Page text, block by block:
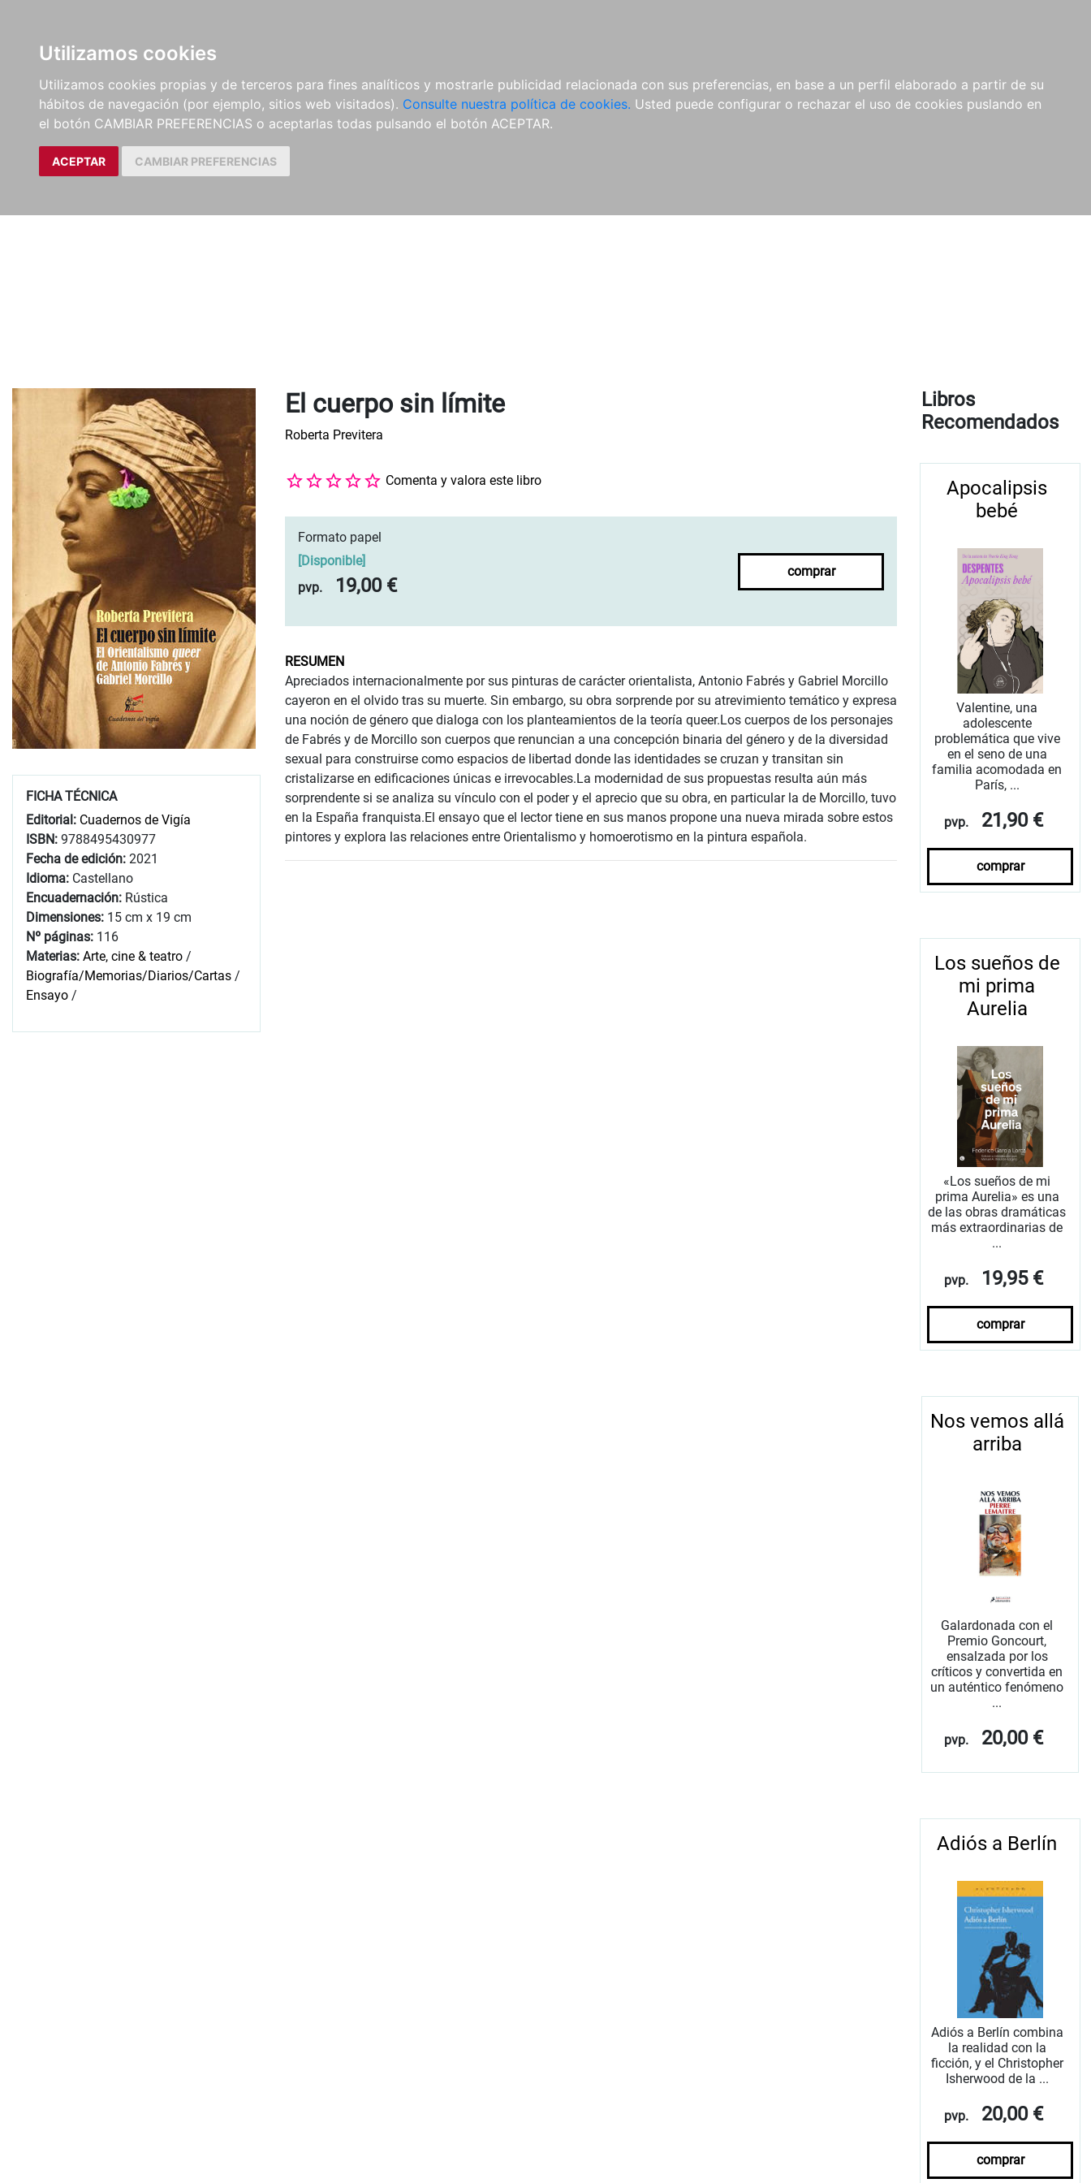
Utilizamos cookies
Utilizamos cookies propias y de terceros para fines analíticos y mostrarle publicidad relacionada con sus preferencias, en base a un perfil elaborado a partir de su
hábitos de navegación (por ejemplo, sitios web visitados). Consulte nuestra política de cookies. Usted puede configurar o rechazar el uso de cookies puslando en
el botón CAMBIAR PREFERENCIAS o aceptarlas todas pulsando el botón ACEPTAR.
ACEPTAR CAMBIAR PREFERENCIAS
FICHA TÉCNICA
Editorial: Cuadernos de Vigía
ISBN: 9788495430977
Fecha de edición: 2021
Idioma: Castellano
Encuadernación: Rústica
Dimensiones: 15 cm x 19 cm
Nº páginas: 116
Materias: Arte, cine & teatro /
Biografía/Memorias/Diarios/Cartas /
Ensayo /
El cuerpo sin límite
Roberta Previtera
Comenta y valora este libro
Formato papel
Disponible]
pvp.
19,00 €
comprar
RESUMEN
Apreciados internacionalmente por sus pinturas de carácter orientalista, Antonio Fabrés y Gabriel Morcillo
cayeron en el olvido tras su muerte. Sin embargo, su obra sorprende por su atrevimiento temático y expresa
una noción de género que dialoga con los planteamientos de la teoría queer.Los cuerpos de los personajes
de Fabrés y de Morcillo son cuerpos que renuncian a una concepción binaria del género y de la diversidad
sexual para construirse como espacios de libertad donde las identidades se cruzan y transitan sin
cristalizarse en edificaciones únicas e irrevocables.La modernidad de sus propuestas resulta aún más
sorprendente si se analiza su vínculo con el poder y el aprecio que su obra, en particular la de Morcillo, tuvo
en la España franquista.El ensayo que el lector tiene en sus manos propone una nueva mirada sobre estos
pintores y explora las relaciones entre Orientalismo y homoerotismo en la pintura española.
Libros
Recomendados
Apocalipsis
bebé
Valentine, una
adolescente
problemática que vive
en el seno de una
familia acomodada en
París, ...
pvp. 21,90 €
comprar
Los sueños de
mi prima
Aurelia
«Los sueños de mi
prima Aurelia» es una
de las obras dramáticas
más extraordinarias de
...
pvp. 19,95 €
comprar
Nos vemos allá
arriba
Galardonada con el
Premio Goncourt,
ensalzada por los
críticos y convertida en
un auténtico fenómeno
...
pvp. 20,00 €
Adiós a Berlín
Adiós a Berlín combina
la realidad con la
ficción, y el Christopher
Isherwood de la ...
pvp. 20,00 €
comprar